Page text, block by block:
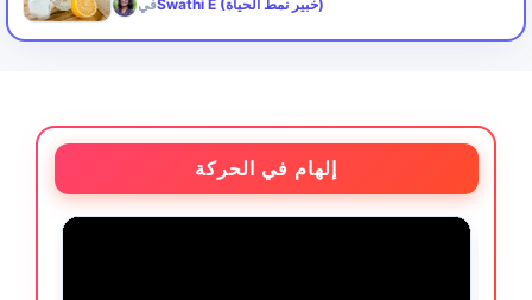
في Swathi E (خبير نمط الحياة)
إلهام في الحركة